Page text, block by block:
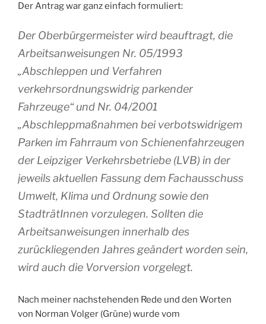
Der Antrag war ganz einfach formuliert:
Der Oberbürgermeister wird beauftragt, die
Arbeitsanweisungen Nr. 05/1993
„Abschleppen und Verfahren
verkehrsordnungswidrig parkender
Fahrzeuge“ und Nr. 04/2001
„Abschleppmaßnahmen bei verbotswidrigem
Parken im Fahrraum von Schienenfahrzeugen
der Leipziger Verkehrsbetriebe (LVB) in der
jeweils aktuellen Fassung dem Fachausschuss
Umwelt, Klima und Ordnung sowie den
StadträtInnen vorzulegen. Sollten die
Arbeitsanweisungen innerhalb des
zurückliegenden Jahres geändert worden sein,
wird auch die Vorversion vorgelegt.
Nach meiner nachstehenden Rede und den Worten
von Norman Volger (Grüne) wurde vom